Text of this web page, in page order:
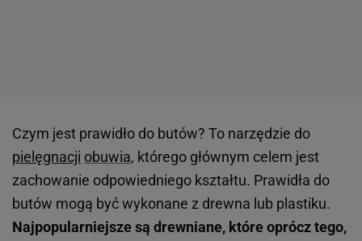
Czym jest prawidło do butów? To narzędzie do
pielęgnacji obuwia, którego głównym celem jest
zachowanie odpowiedniego kształtu. Prawidła do
butów mogą być wykonane z drewna lub plastiku.
Najpopularniejsze są drewniane, które oprócz tego,